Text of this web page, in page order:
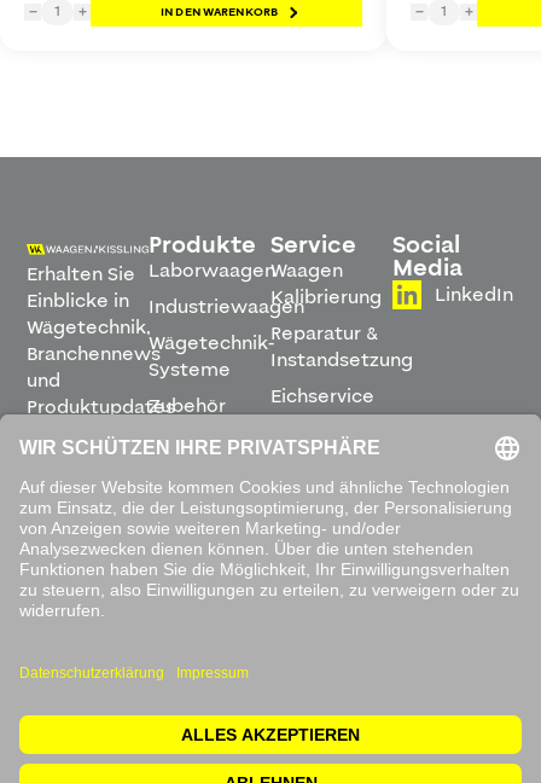
− 1 + IN DEN WARENKORB − 1 +
Erhalten Sie
Einblicke in
Wägetechnik,
Branchennews
und
Produktupdates
direkt in
Ihren
Posteingang.
ABONNIEREN
Sie unsere
Datenschutzbestimmungen
Produkte
Laborwaagen
Industriewaagen
Wägetechnik-
Systeme
Zubehör
Software
Service
Waagen
Kalibrierung
Reparatur &
Instandsetzung
Eichservice
Montage &
Inbetriebnahme
Leihwaagen
&
Mietservice
Social
Media
LinkedIn